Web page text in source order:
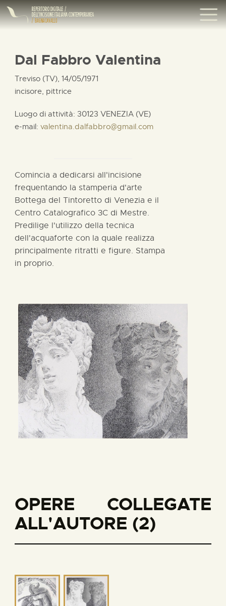
Dal Fabbro Valentina
Treviso (TV), 14/05/1971
incisore, pittrice
Luogo di attività: 30123 VENEZIA (VE)
e-mail: valentina.dalfabbro@gmail.com
Comincia a dedicarsi all'incisione
frequentando la stamperia d'arte
Bottega del Tintoretto di Venezia e il
Centro Catalografico 3C di Mestre.
Predilige l'utilizzo della tecnica
dell'acquaforte con la quale realizza
principalmente ritratti e figure. Stampa
in proprio.
OPERE COLLEGATE
ALL'AUTORE (2)